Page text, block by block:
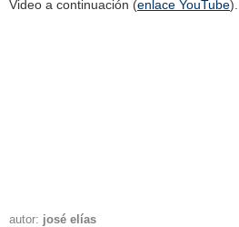
Video a continuación (enlace YouTube)...
autor: josé elías